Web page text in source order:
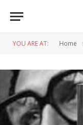
YOU ARE AT: Home